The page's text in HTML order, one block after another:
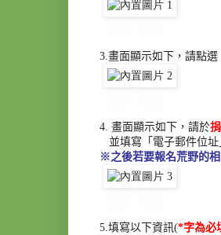
3.畫面顯示如下，請點選
4. 畫面顯示如下，請於
並填寫「電子郵件位
※之後若要報名荒野的
5.填寫以下資訊(*字為必